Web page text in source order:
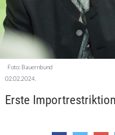
Foto: Bauernbund
02.02.2024.
Erste